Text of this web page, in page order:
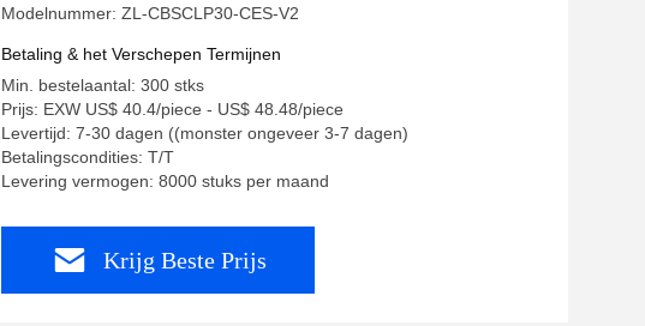
Modelnummer: ZL-CBSCLP30-CES-V2
Betaling & het Verschepen Termijnen
Min. bestelaantal: 300 stks
Prijs: EXW US$ 40.4/piece - US$ 48.48/piece
Levertijd: 7-30 dagen ((monster ongeveer 3-7 dagen)
Betalingscondities: T/T
Levering vermogen: 8000 stuks per maand
Krijg Beste Prijs